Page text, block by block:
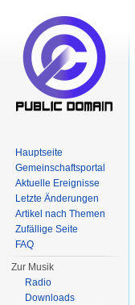
Hauptseite
Gemeinschaftsportal
Aktuelle Ereignisse
Letzte Änderungen
Artikel nach Themen
Zufällige Seite
FAQ
Zur Musik
Radio
Downloads